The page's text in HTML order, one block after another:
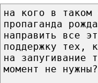
на кого в таком
пропаганда
направить все
поддержку тех,
на запугивание
момент не нужны?